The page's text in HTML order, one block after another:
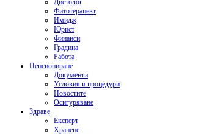
Фитотерапевт
Имидж
Юрист
Финанси
Градина
Работа
Пенсиониране
Документи
Условия и процедури
Новостите
Осигуряване
Здраве
Експерт
Хранене